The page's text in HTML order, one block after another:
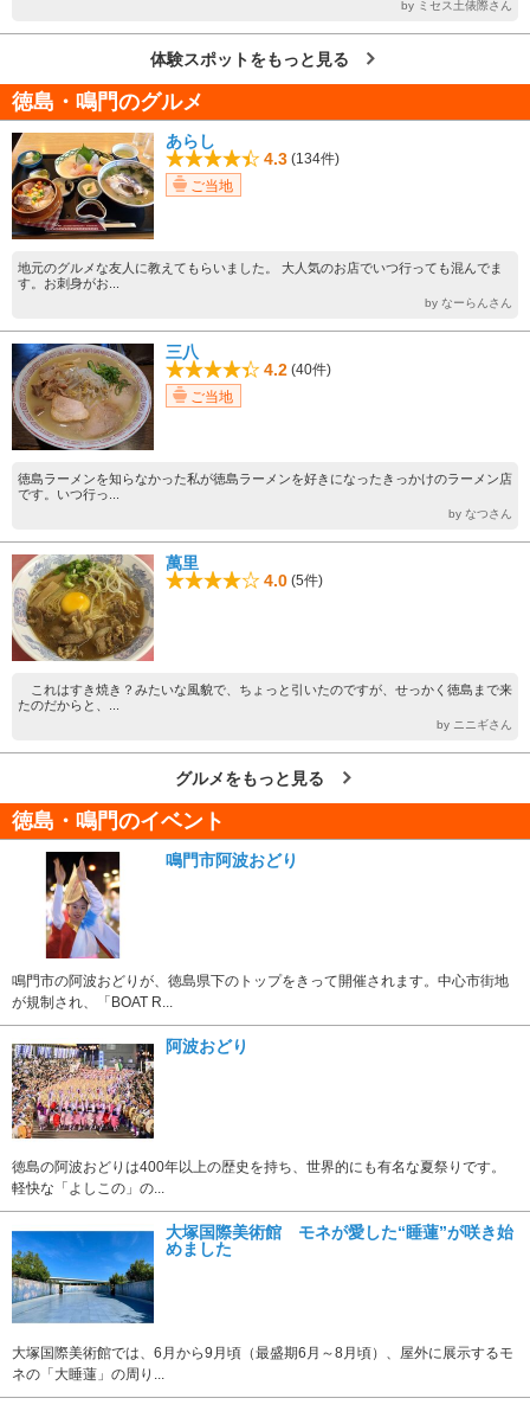
by ミセス土俵際さん
体験スポットをもっと見る
徳島・鳴門のグルメ
あらし
4.3 (134件)
ご当地
地元のグルメな友人に教えてもらいました。 大人気のお店でいつ行っても混んでま
す。お刺身がお...
by なーらんさん
三八
4.2 (40件)
ご当地
徳島ラーメンを知らなかった私が徳島ラーメンを好きになったきっかけのラーメン店
です。いつ行っ...
by なつさん
萬里
4.0 (5件)
これはすき焼き？みたいな風貌で、ちょっと引いたのですが、せっかく徳島まで来
たのだからと、...
by ニニギさん
グルメをもっと見る
徳島・鳴門のイベント
鳴門市阿波おどり
鳴門市の阿波おどりが、徳島県下のトップをきって開催されます。中心市街地
が規制され、「BOAT R...
阿波おどり
徳島の阿波おどりは400年以上の歴史を持ち、世界的にも有名な夏祭りです。
軽快な「よしこの」の...
大塚国際美術館 モネが愛した“睡蓮”が咲き始
めました
大塚国際美術館では、6月から9月頃（最盛期6月～8月頃）、屋外に展示するモ
ネの「大睡蓮」の周り...